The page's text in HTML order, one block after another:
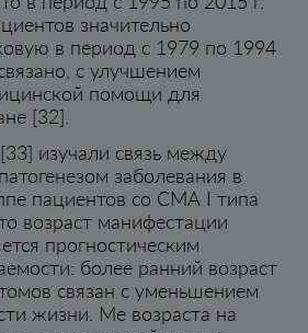
значительно
в период с 1979 по 1994
с улучшением
помощи для
[32].
изучали связь между
заболевания в
пациентов со СМА I типа
возраст манифестации
прогностическим
более ранний возраст
связан с уменьшением
жизни. Me возраста на